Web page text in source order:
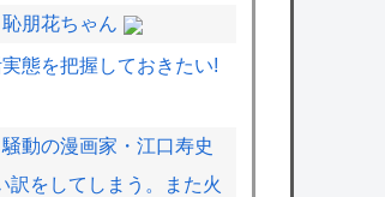
恥朋花ちゃん
実態を把握しておきたい!
騒動の漫画家・江口寿史
訳をしてしまう。また火